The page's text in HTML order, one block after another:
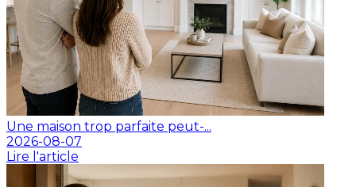
Une maison trop parfaite peut-...
2026-08-07
Lire l'article